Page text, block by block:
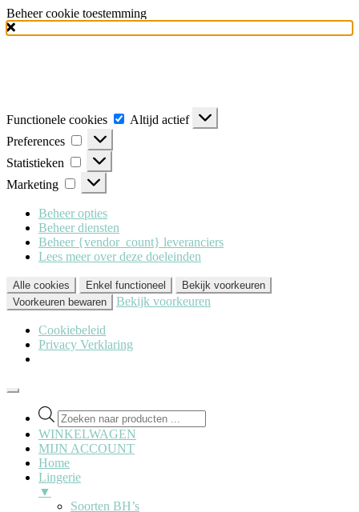
Beheer cookie toestemming
Functionele cookies
Functionele
cookies
Altijd actief
Preferences
Preferences
Statistieken Statistieken
Marketing Marketing
Beheer opties
Beheer diensten
Beheer {vendor_count} leveranciers
Lees meer over deze doeleinden
Alle cookies Enkel functioneel
Bekijk voorkeuren
Voorkeuren bewaren
Bekijk voorkeuren
Cookiebeleid
Privacy Verklaring
Producten
zoeken
WINKELWAGEN
MIJN ACCOUNT
Home
Lingerie
▼
Soorten BH’s